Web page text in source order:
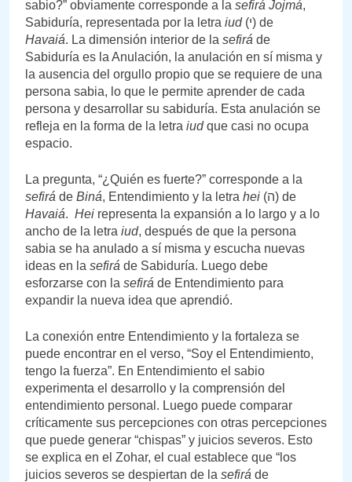
sabio?” obviamente corresponde a la sefirá Jojmá,
Sabiduría, representada por la letra iud
(י) de
Havaiá. La dimensión interior de la sefirá de
Sabiduría es la Anulación, la anulación en sí misma y
la ausencia del orgullo propio que se requiere de una
persona sabia, lo que le permite aprender de cada
persona y desarrollar su sabiduría. Esta anulación se
refleja en la forma de la letra iudque casi no ocupa
espacio.
La pregunta, “¿Quién es fuerte?” corresponde a la
sefirá de Biná, Entendimiento y la letra hei
(ה) de
Havaiá. Hei representa la expansión a lo largo y a lo
ancho de la letra iud, después de que la persona
sabia se ha anulado a sí misma y escucha nuevas
ideas en la sefirá de Sabiduría. Luego debe
esforzarse con la sefirá de Entendimiento para
expandir la nueva idea que aprendió.
La conexión entre Entendimiento y la fortaleza se
puede encontrar en el verso, “Soy el Entendimiento,
tengo la fuerza”. En Entendimiento el sabio
experimenta el desarrollo y la comprensión del
entendimiento personal. Luego puede comparar
críticamente sus percepciones con otras percepciones
que puede generar “chispas” y juicios severos. Esto
se explica en el Zohar, el cual establece que “los
juicios severos se despiertan de la sefirá de